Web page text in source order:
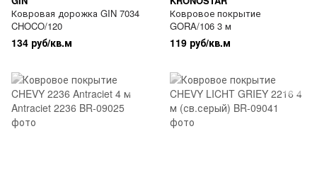
Ковровая дорожка GIN 7034
CHOCO/120
134 руб/кв.м
Ковровое покрытие
GORA/106 3 м
119 руб/кв.м